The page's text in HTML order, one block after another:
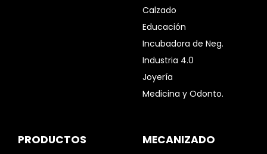
Calzado
Educación
Incubadora de Neg.
Industria 4.0
Joyería
Medicina y Odonto.
PRODUCTOS MECANIZADO